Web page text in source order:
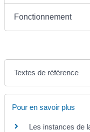
Fonctionnement
Textes de référence
Pour en savoir plus
Les instances de